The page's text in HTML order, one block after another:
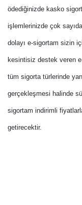
ödediğinizde kasko
işlemlerinizde çok
dolayı e-sigortam sizin
kesintisiz destek veren
tüm sigorta türlerinde
gerçekleşmesi halinde
sigortam indirimli
getirecektir.